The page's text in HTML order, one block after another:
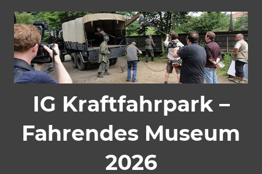
Inhalt
springen
IG Kraftfahrpark –
Fahrendes Museum
2026